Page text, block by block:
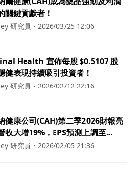
關鍵貢獻者！
研究員 ・ 2026/03/25 12:06
Health 宣佈每股 $0.5107 股
健表現持續吸引投資者！
研究員 ・ 2026/02/12 22:16
健康公司(CAH)第二季2026財報亮
收大增19%，EPS預測上調至
10.35美元！
研究員 ・ 2026/02/05 21:36